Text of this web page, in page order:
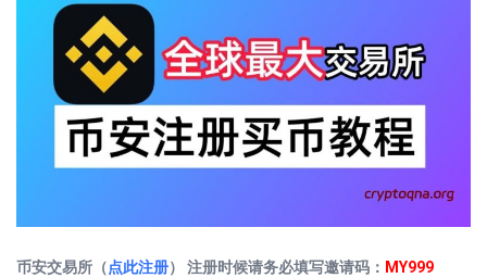
币安交易所（点此注册） 注册时候请务必填写邀请码： MY999